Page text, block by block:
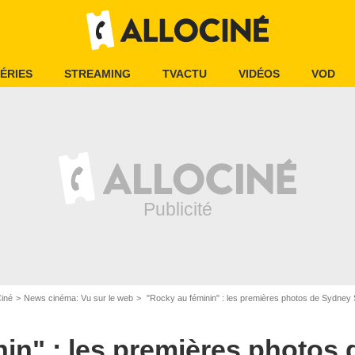
STREAMING TVACTU VIDÉOS VOD
News cinéma: Vu sur le web "Rocky au féminin" : les premières photos de Sydney